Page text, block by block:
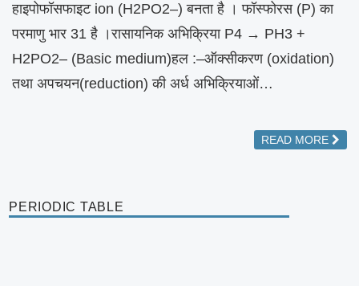
हाइपोफॉसफाइट ion (H2PO2–) बनता है । फॉस्फोरस (P) का
परमाणु भार 31 है ।रासायनिक अभिक्रिया P4 → PH3 +
H2PO2– (Basic medium)हल :–ऑक्सीकरण (oxidation)
तथा अपचयन(reduction) की अर्ध अभिक्रियाओं…
READ MORE
PERIODIC TABLE